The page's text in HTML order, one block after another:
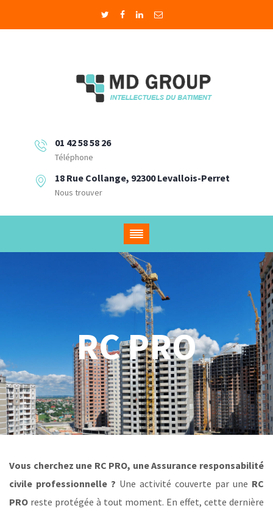
01 42 58 58 26
Téléphone
18 Rue Collange, 92300 Levallois-Perret
Nous trouver
RC PRO
Vous cherchez une RC PRO, uneAssurance responsabilité
civile professionnelle ? Une activité couverte par une RC
PRO reste protégée à tout moment. En effet, cette dernière